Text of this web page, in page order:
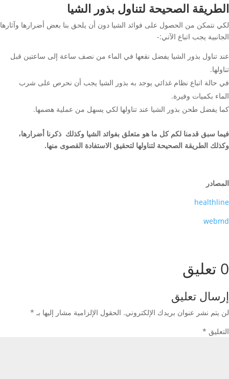
الطريقة الصحيحة لتناول بذور الشيا
لكي نتمكن من الحصول على فوائد الشيا دون أن يلحق بنا بعض أضرارها وآثارها
الجانبية يجب اتباع الآتي:-
عند تناول بذور الشيا يفضل نقعها في الماء من نصف ساعة إلى ساعتين قبل
تناولها.
في حالة اتباع نظام غذائي يوجد به بذور الشيا يجب أن نحرص على شرب
الماء بكميات وفيرة.
كما يفضل طحن بذور الشيا عند تناولها لكي يسهل من عملية هضمها.
فيما سبق قدمنا لكم كل ما هو متعلق بفوائد الشيا وكذلك ذكرنا أضرارها،
وكذلك الطريقة الصحيحة لتناولها لتحقيق الاستفادة القصوى منها.
المصادر
healthline
webmd
0 تعليق
إرسال تعليق
لن يتم نشر عنوان بريدك الإلكتروني. الحقول الإلزامية مشار إليها بـ *
التعليق *